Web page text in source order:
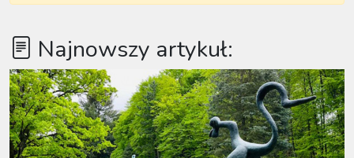
Najnowszy artykuł: